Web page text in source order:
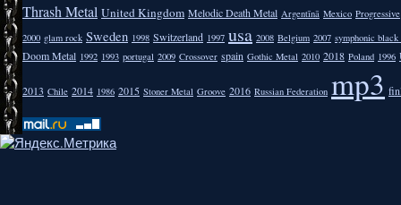
Thrash Metal United Kingdom Melodic Death Metal Argentīnā Mexico Progressive
2000 glam rock Sweden 1998 Switzerland 1997 usa 2008 Belgium 2007 symphonic
Doom Metal 1992 1993 portugal 2009 Crossover spain Gothic Metal 2010 2018 Poland 1996
2013 Chile 2014 1986 2015 Stoner Metal Groove 2016 Russian Federation mp3